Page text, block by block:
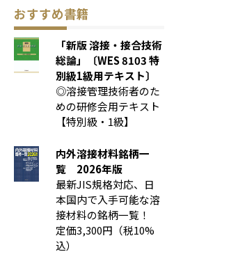
おすすめ書籍
「新版 溶接・接合技術
総論」〔WES 8103 特
別級1級用テキスト〕
◎溶接管理技術者のた
めの研修会用テキスト
【特別級・1級】
内外溶接材料銘柄一
覧 2026年版
最新JIS規格対応、日
本国内で入手可能な溶
接材料の銘柄一覧！
定価3,300円（税10%
込）